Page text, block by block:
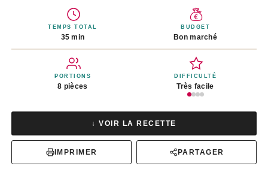
TEMPS TOTAL
35 min
BUDGET
Bon marché
PORTIONS
8 pièces
DIFFICULTÉ
Très facile
↓ VOIR LA RECETTE
IMPRIMER PARTAGER